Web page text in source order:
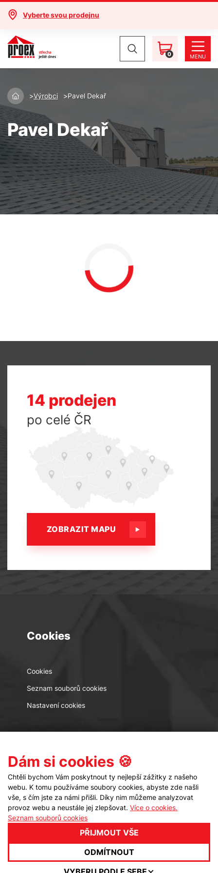
Vyberte svou prodejnu
0 MENU
Výrobci Pavel Dekař
Pavel Dekař
14 prodejen
po celé ČR
ZOBRAZIT MAPU
Cookies
Cookies
Seznam souborů cookies
Nastavení cookies
Kontakt Sledujte nás
© ProEx 2000, spol. s r.o. Všechna práva
vyhrazena
Dám si cookies 🍪
Chtěli bychom Vám poskytnout ty nejlepší zážitky z našeho
webu. K tomu používáme soubory cookies, abyste zde našli
vše, s čím jste za námi přišli. Díky nim můžeme analyzovat
provoz webu a neustále jej zlepšovat. Více o cookies.
Seznam souborů cookies
PŘIJMOUT VŠE
ODMÍTNOUT